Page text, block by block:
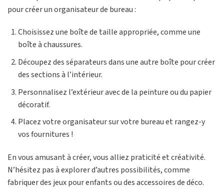
pour créer un organisateur de bureau :
Choisissez une boîte de taille appropriée, comme une
boîte à chaussures.
Découpez des séparateurs dans une autre boîte pour créer
des sections à l’intérieur.
Personnalisez l’extérieur avec de la peinture ou du papier
décoratif.
Placez votre organisateur sur votre bureau et rangez-y
vos fournitures !
En vous amusant à créer, vous alliez praticité et créativité.
N’hésitez pas à explorer d’autres possibilités, comme
fabriquer des jeux pour enfants ou des accessoires de déco.